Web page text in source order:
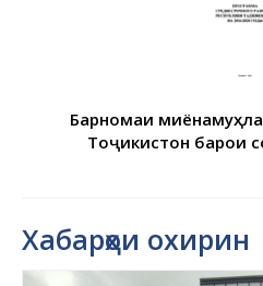
Барномаи
Тоҷикистон барои
Хабарҳои охирин